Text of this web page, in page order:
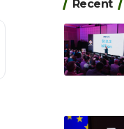
Recent